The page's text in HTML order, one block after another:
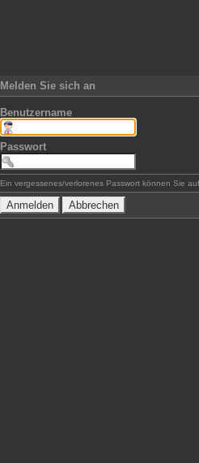
Melden Sie sich an
Benutzername
Passwort
Ein vergessenes/verlorenes Passwort können Sie